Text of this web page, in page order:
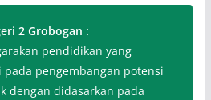
2 Grobogan :
pendidikan yang
pada pengembangan potensi
dengan didasarkan pada